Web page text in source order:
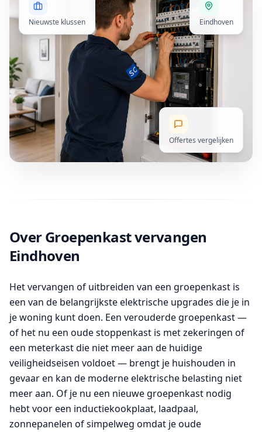
Nieuwste klussen Eindhoven
Offertes vergelijken
Over Groepenkast vervangen
Eindhoven
Het vervangen of uitbreiden van een groepenkast is
een van de belangrijkste elektrische upgrades die je in
je woning kunt doen. Een verouderde groepenkast —
of het nu een oude stoppenkast is met zekeringen of
een meterkast die niet meer aan de huidige
veiligheidseisen voldoet — brengt je huishouden in
gevaar en kan de moderne elektrische belasting niet
meer aan. Of je nu een nieuwe groepenkast nodig
hebt voor een inductiekookplaat, laadpaal,
zonnepanelen of simpelweg omdat je oude